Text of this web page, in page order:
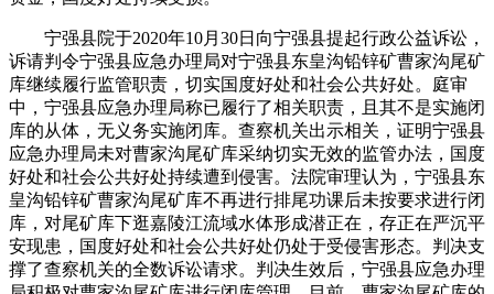
宁强县院于2020年10月30日向宁强县提起行政公益诉讼，
诉请判令宁强县应急办理局对宁强县东皇沟铅锌矿曹家沟尾矿
库继续履行监管职责，切实国度好处和社会公共好处。庭审
中，宁强县应急办理局称已履行了相关职责，且其不是实施闭
库的从体，无义务实施闭库。查察机关出示相关，证明宁强县
应急办理局未对曹家沟尾矿库采纳切实无效的监管办法，国度
好处和社会公共好处持续遭到侵害。法院审理认为，宁强县东
皇沟铅锌矿曹家沟尾矿库不再进行排尾功课后未按要求进行闭
库，对尾矿库下逛嘉陵江流域水体形成潜正在，存正在严沉平
安现患，国度好处和社会公共好处仍处于受侵害形态。判决支
撑了查察机关的全数诉讼请求。判决生效后，宁强县应急办理